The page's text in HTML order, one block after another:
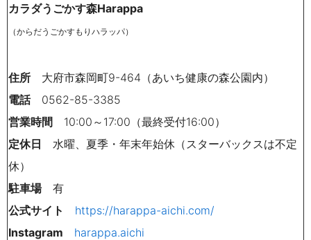
カラダうごかす森Harappa
（からだうごかすもりハラッパ）
住所 大府市森岡町9-464（あいち健康の森公園内）
電話0562-85-3385
営業時間 10:00～17:00（最終受付16:00）
定休日 水曜、夏季・年末年始休（スターバックスは不定
休）
駐車場有
公式サイト
https://harappa-aichi.com/
Instagram
harappa.aichi